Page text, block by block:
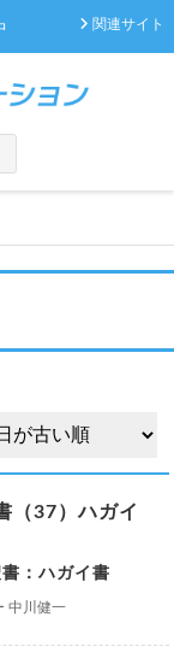
関連サイト
（37）ハガイ
：ハガイ書
中川健一